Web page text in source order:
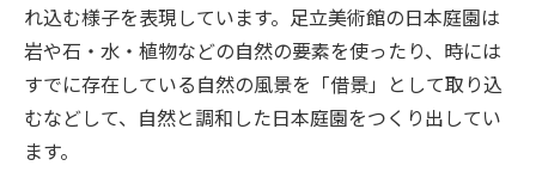
れ込む様子を表現しています。足立美術館の日本庭園は
岩や石・水・植物などの自然の要素を使ったり、時には
すでに存在している自然の風景を「借景」として取り込
むなどして、自然と調和した日本庭園をつくり出してい
ます。